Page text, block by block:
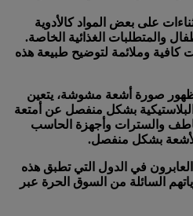
على بعض المواد كالأدوية
والمتطلبات الغذائية الخاصة.
كافية وملائمة لتوضيح طبيعة هذه
صورة أشعة مشوشة، يتعين
بشكل منفصل عن أمتعة
والسترات وأجهزة الحاسب
بشكل منفصل.
في الدول التي تطبق هذه
السائلة من السوق الحرة عبر